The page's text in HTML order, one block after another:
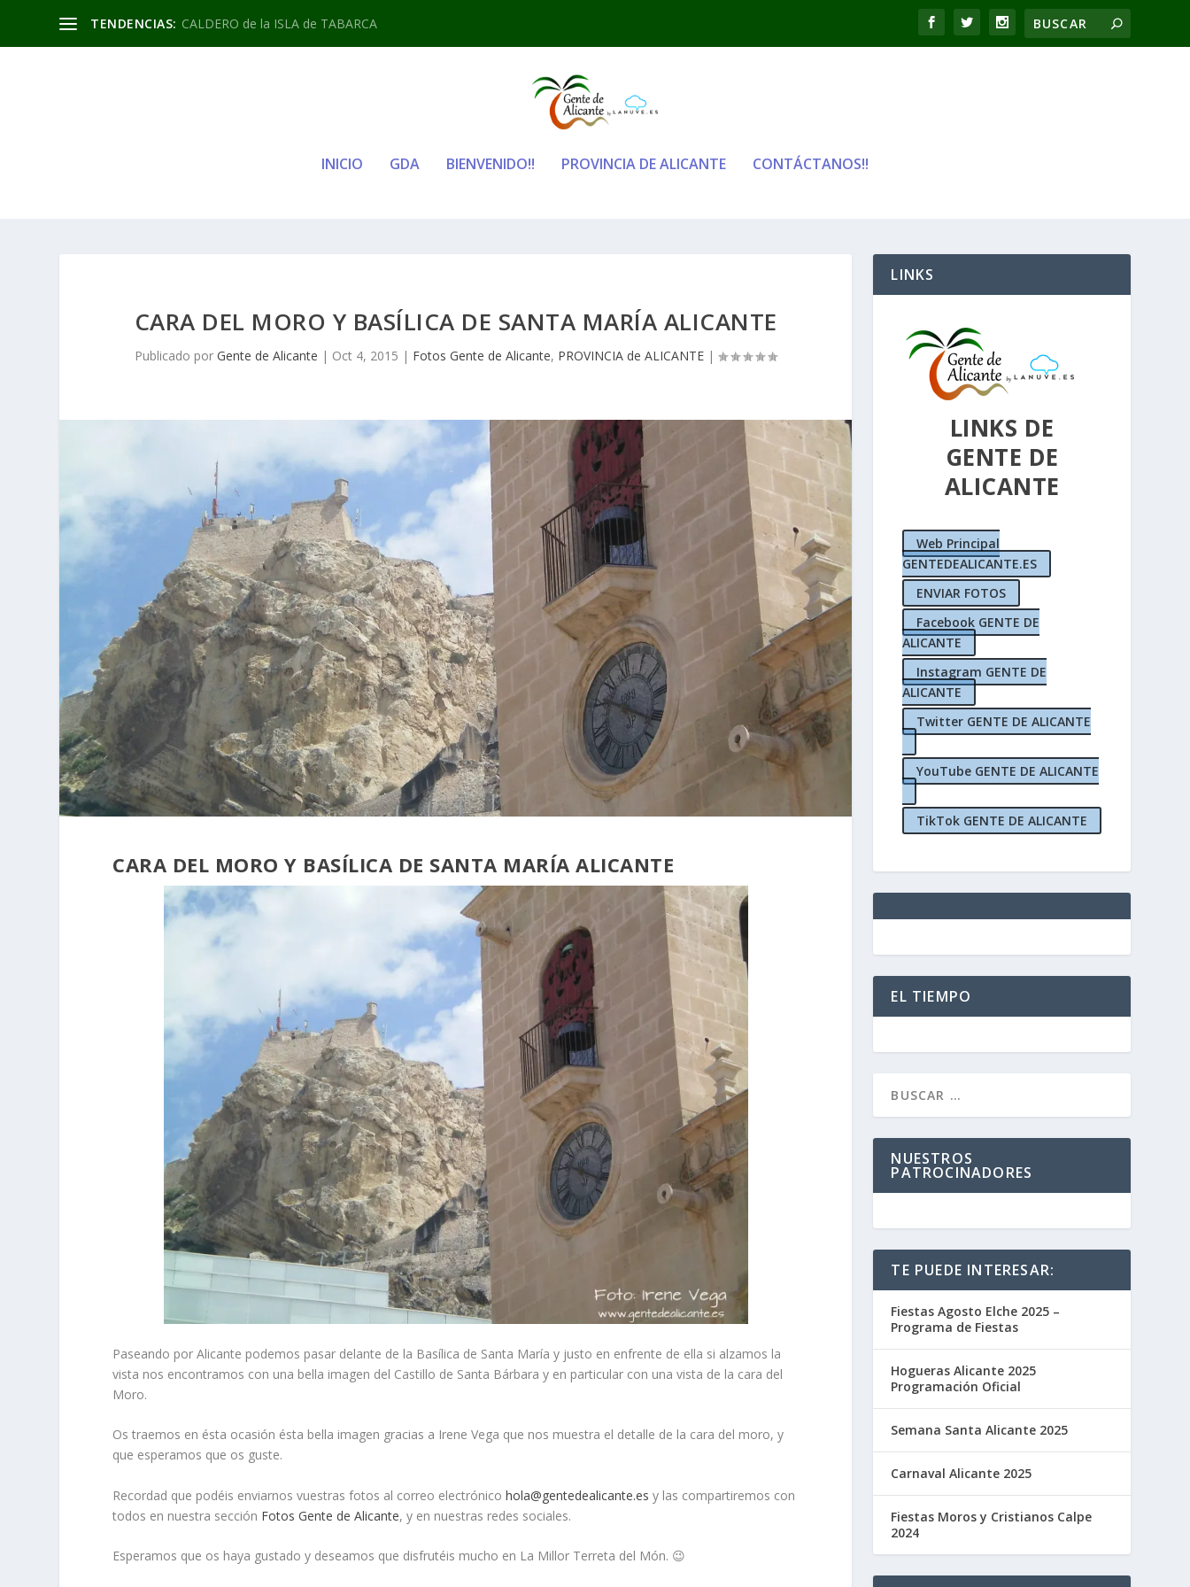
TENDENCIAS: CALDERO de la ISLA de TABARCA
INICIO GDA BIENVENIDO!! PROVINCIA DE ALICANTE CONTÁCTANOS!!
CARA DEL MORO Y BASÍLICA DE SANTA MARÍA ALICANTE
Publicado porGente de Alicante | Oct 4, 2015 | Fotos Gente de Alicante, PROVINCIA de ALICANTE |
CARA DEL MORO Y BASÍLICA DE SANTA MARÍA ALICANTE
Paseando por Alicante podemos pasar delante de la Basílica de Santa María y justo en enfrente de ella si alzamos la
vista nos encontramos con una bella imagen del Castillo de Santa Bárbara y en particular con una vista de la cara del
Moro.
Os traemos en ésta ocasión ésta bella imagen gracias a Irene Vega que nos muestra el detalle de la cara del moro, y
que esperamos que os guste.
Recordad que podéis enviarnos vuestras fotos al correo electrónicohola@gentedealicante.es y las compartiremos con
todos en nuestra sección Fotos Gente de Alicante, y en nuestras redes sociales.
Esperamos que os haya gustado y deseamos que disfrutéis mucho en La Millor Terreta del Món. 😉
LINKS
LINKS DE
GENTE DE
ALICANTE
Web Principal
GENTEDEALICANTE.ES
ENVIAR FOTOS
Facebook GENTE DE
ALICANTE
Instagram GENTE DE
ALICANTE
Twitter GENTE DE ALICANTE
YouTube GENTE DE ALICANTE
TikTok GENTE DE ALICANTE
EL TIEMPO
NUESTROS
PATROCINADORES
TE PUEDE INTERESAR:
Fiestas Agosto Elche 2025 –
Programa de Fiestas
Hogueras Alicante 2025
Programación Oficial
Semana Santa Alicante 2025
Carnaval Alicante 2025
Fiestas Moros y Cristianos Calpe
2024